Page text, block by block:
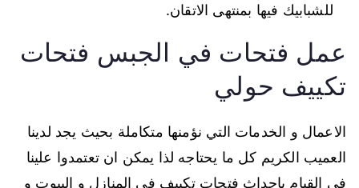
للشبابيك فيها بمنتهى الاتقان.
عمل فتحات في الجبس فتحات
تكييف حولي
الاعمال و الخدمات التي نؤمنها متكاملة بحيث يجد لدينا
العميب الكريم كل ما يحتاجه لذا يمكن ان تعتمدوا علينا
في القيام بإحداث فتحات تكييف في المنازل و البيوت و